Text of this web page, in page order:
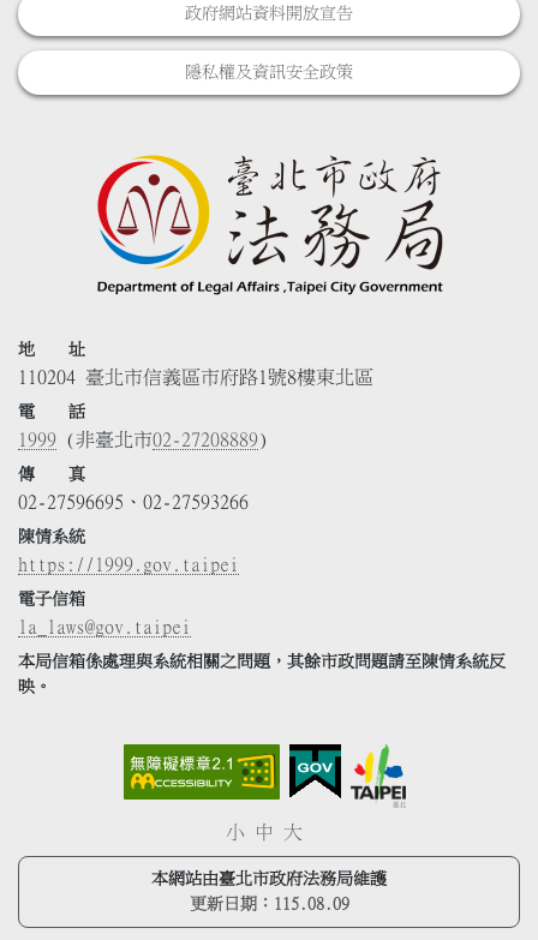
政府網站資料開放宣告
隱私權及資訊安全政策
地 址
110204 臺北市信義區市府路1號8樓東北區
電 話
1999 (非臺北市02-27208889)
傳 真
02-27596695、02-27593266
陳情系統
https://1999.gov.taipei
電子信箱
la_laws@gov.taipei
本局信箱係處理與系統相關之問題，其餘市政問題請至陳情系統反
映。
小 中 大
本網站由臺北市政府法務局維護
更新日期： 115.08.09